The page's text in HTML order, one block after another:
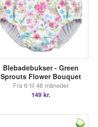
Blebadebukser - Green
Sprouts Flower Bouquet
Fra 6 til 48 måneder
149 kr.